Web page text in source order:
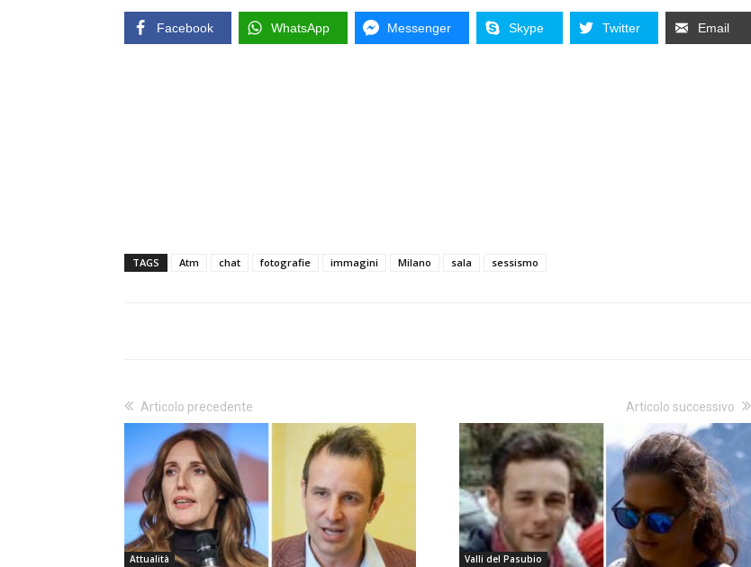
Facebook WhatsApp Messenger Skype Twitter Email
TAGS Atm chat fotografie immagini Milano sala sessismo
Articolo precedente
Attualità
Articolo successivo
Valli del Pasubio